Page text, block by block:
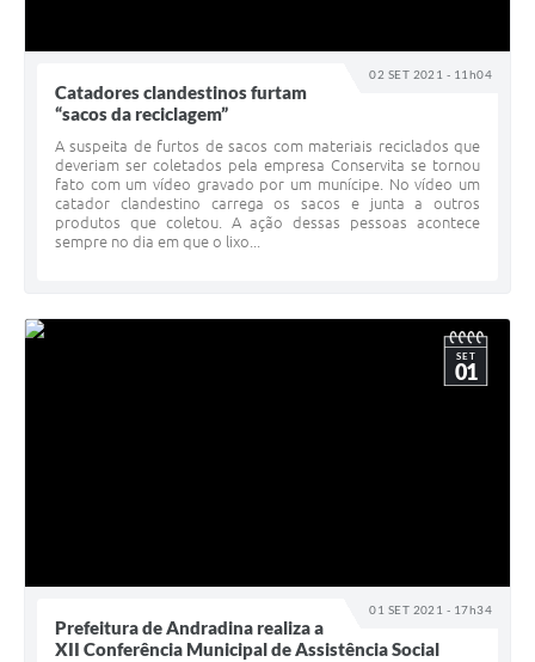
02 SET 2021 - 11h04
Catadores clandestinos furtam
“sacos da reciclagem”
A suspeita de furtos de sacos com materiais reciclados que
deveriam ser coletados pela empresa Conservita se tornou
fato com um vídeo gravado por um munícipe. No vídeo um
catador clandestino carrega os sacos e junta a outros
produtos que coletou. A ação dessas pessoas acontece
sempre no dia em que o lixo...
01 SET 2021 - 17h34
SET
01
Prefeitura de Andradina realiza a
XII Conferência Municipal de Assistência Social